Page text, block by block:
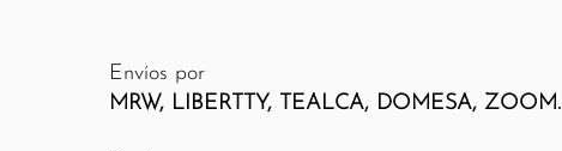
Envíos por
MRW, LIBERTTY, TEALCA, DOMESA, ZOOM.